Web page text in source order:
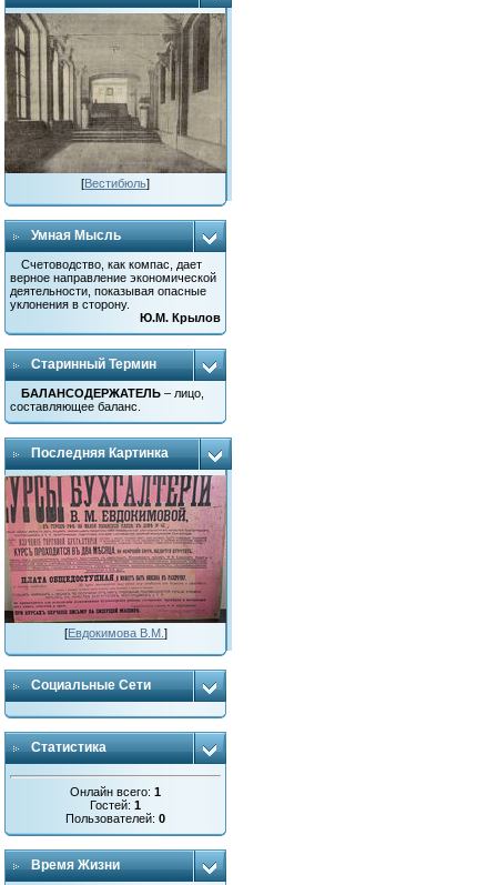
[Вестибюль]
Умная Мысль
Счетоводство, как компас, дает
верное направление экономической
деятельности, показывая опасные
уклонения в сторону.
Ю.М. Крылов
Старинный Термин
БАЛАНСОДЕРЖАТЕЛЬ – лицо,
составляющее баланс.
Последняя Картинка
[Евдокимова В.М. ]
Социальные Сети
Статистика
Онлайн всего:1
Гостей:1
Пользователей:0
Время Жизни